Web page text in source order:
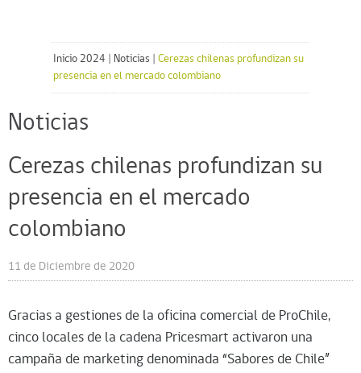
Inicio 2024 Noticias
Cerezas chilenas profundizan su
presencia en el mercado colombiano
Noticias
Cerezas chilenas profundizan su
presencia en el mercado
colombiano
11 de Diciembre de 2020
Gracias a gestiones de la oficina comercial de ProChile,
cinco locales de la cadena Pricesmart activaron una
campaña de marketing denominada “Sabores de Chile”